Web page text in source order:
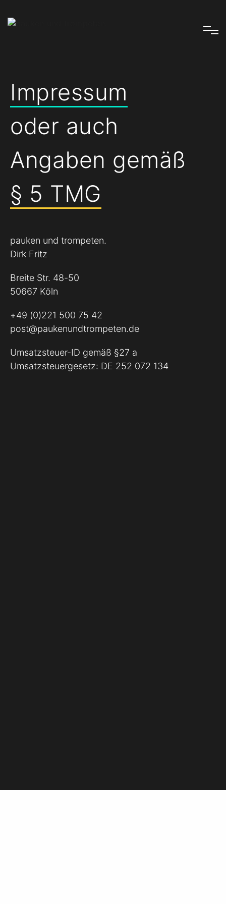
Impressum
oder auch
Angaben gemäß
§ 5 TMG
pauken und trompeten.
Dirk Fritz
Breite Str. 48-50
50667 Köln
+49 (0)221 500 75 42
post@paukenundtrompeten.de
Umsatzsteuer-ID gemäß §27 a
Umsatzsteuergesetz: DE 252 072 134